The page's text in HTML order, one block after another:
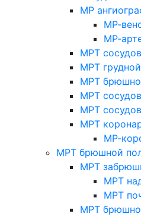
МР
МР-
МР-
МРТ
МРТ
МРТ
МРТ
МРТ
МРТ
МР-
МРТ брюшной
МРТ
МРТ
МРТ
МРТ